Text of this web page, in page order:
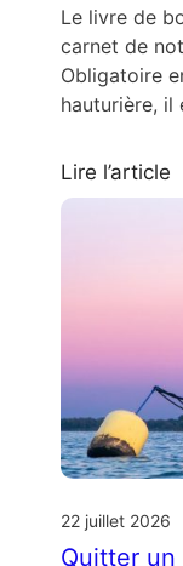
Le livre de
carnet de
Obligatoire
hauturière, il
Lire l’article
22 juillet 2026
Quitter